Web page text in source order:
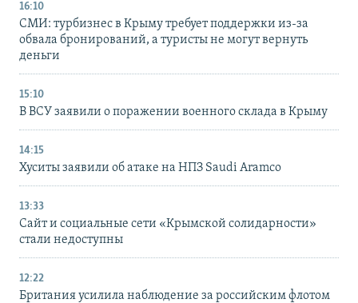
16:10
СМИ: турбизнес в Крыму требует поддержки из-за
обвала бронирований, а туристы не могут вернуть
деньги
15:10
В ВСУ заявили о поражении военного склада в Крыму
14:15
Хуситы заявили об атаке на НПЗ Saudi Aramco
13:33
Сайт и социальные сети «Крымской солидарности»
стали недоступны
12:22
Британия усилила наблюдение за российским флотом